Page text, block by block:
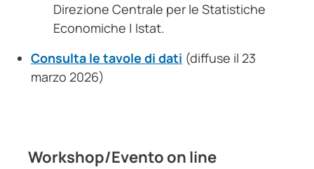
Workshop/Evento on line
Direzione Centrale per le Statistiche
Economiche | Istat.
Consulta le tavole di dati (diffuse il 23
marzo 2026)